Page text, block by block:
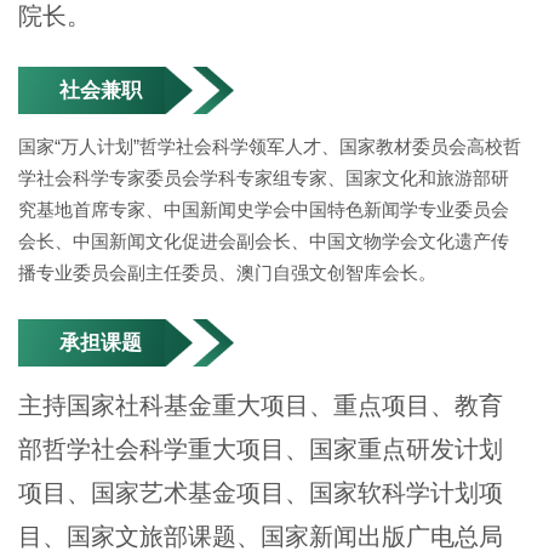
院长。
社会兼职
国家“万人计划”哲学社会科学领军人才、国家教材委员会高校哲
学社会科学专家委员会学科专家组专家、国家文化和旅游部研
究基地首席专家、中国新闻史学会中国特色新闻学专业委员会
会长、中国新闻文化促进会副会长、中国文物学会文化遗产传
播专业委员会副主任委员、澳门自强文创智库会长。
承担课题
主持国家社科基金重大项目、重点项目、教育
部哲学社会科学重大项目、国家重点研发计划
项目、国家艺术基金项目、国家软科学计划项
目、国家文旅部课题、国家新闻出版广电总局